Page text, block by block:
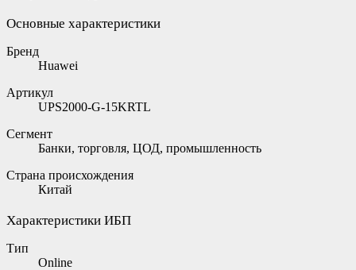
Основные характеристики
Бренд
Huawei
Артикул
UPS2000-G-15KRTL
Сегмент
Банки, торговля, ЦОД, промышленность
Страна происхождения
Китай
Характеристики ИБП
Тип
Online